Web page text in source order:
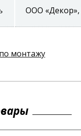
ООО «Декор»,
монтажу